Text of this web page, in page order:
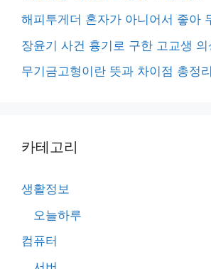
해피투게더 혼자가 아니어서 좋아
장윤기 사건 흉기로 구한 고교생 의
무기금고형이란 뜻과 차이점 총정리
카테고리
생활정보
오늘하루
컴퓨터